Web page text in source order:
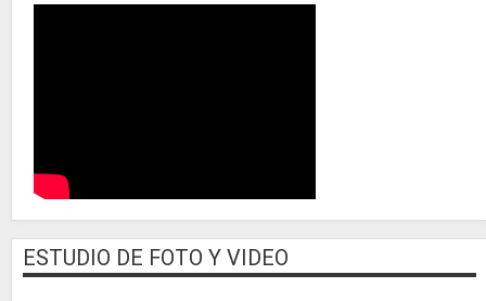
ESTUDIO DE FOTO Y VIDEO